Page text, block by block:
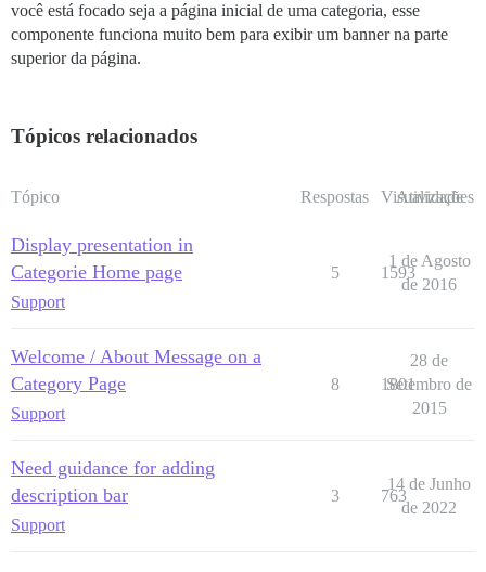
você está focado seja a página inicial de uma categoria, esse
componente funciona muito bem para exibir um banner na parte
superior da página.
Tópicos relacionados
Tópico Respostas Visualizações
Atividade
Display presentation in
Categorie Home page
Support
5 1593
1 de Agosto
de 2016
Welcome / About Message on a
Category Page
Support
8 1801
28 de
Setembro de
2015
Need guidance for adding
description bar
Support
3 763
14 de Junho
de 2022